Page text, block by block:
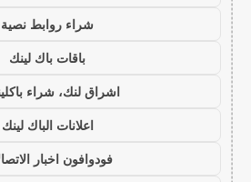
شراء روابط نصية
باقات باك لينك
اشراق لنك، شراء
اعلانات الباك لينك
فودوافون اخبار